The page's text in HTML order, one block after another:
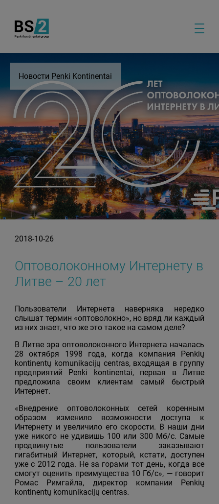
Новости Penki Kontinentai
2018-10-26
Оптоволоконному Интернету в
Литве – 20 лет
Пользователи Интернета наверняка нередко
слышат термин «оптоволокно», но вряд ли каждый
из них знает, что же это такое на самом деле?
В Литве эра оптоволоконного Интернета началась
28 октября 1998 года, когда компания Penkių
kontinentų komunikacijų centras, входящая в группу
предприятий Penki kontinentai, первая в Литве
предложила своим клиентам самый быстрый
Интернет.
«Внедрение оптоволоконных сетей коренным
образом изменило возможности доступа к
Интернету и увеличило его скорости. В наши дни
уже никого не удивишь 100 или 300 Мб/с. Самые
продвинутые пользователи заказывают
гигабитный Интернет, который, кстати, доступен
уже с 2012 года. Не за горами тот день, когда все
смогут оценить преимущества 10 Гб/с», — говорит
Ромас Римгайла, директор компании Penkių
kontinentų komunikacijų centras.